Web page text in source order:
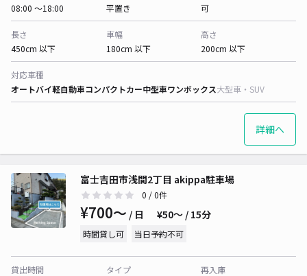
08:00 〜18:00
平置き
可
長さ
450cm 以下
車幅
180cm 以下
高さ
200cm 以下
対応車種
オートバイ軽自動車コンパクトカー中型車ワンボックス大型車・SUV
詳細へ
富士吉田市浅間2丁目 akippa駐車場
0 / 0件
¥700〜 / 日 ¥50〜 / 15分
時間貸し可 当日予約不可
貸出時間
タイプ
再入庫